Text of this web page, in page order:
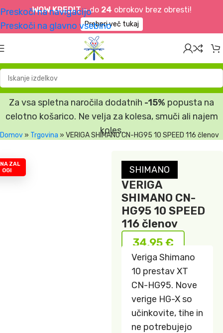
WOW KREDIT –do 24 obrokov brez obresti!
Preberi več tukaj
Preskoči na navigacijo
Preskoči na glavno vsebino
Za vsa spletna naročila dodatnih -15% popusta na
celotno košarico. Ne velja za kolesa, smuči ali najem
koles.
Domov » Trgovina » VERIGA SHIMANO CN-HG95 10 SPEED 116 členov
ZAL
OGI
SHIMANO
VERIGA
SHIMANO CN-
HG95 10 SPEED
116 členov
34,95€
Veriga Shimano
10 prestav XT
CN-HG95. Nove
verige HG-X so
učinkovite, tihe in
ne potrebujejo